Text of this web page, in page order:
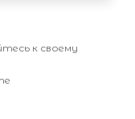
к своему